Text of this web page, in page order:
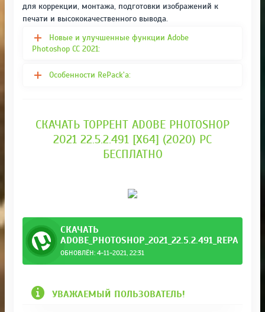
для коррекции, монтажа, подготовки изображений к
печати и высококачественного вывода.
Новые и улучшенные функции Adobe
Photoshop CC 2021:
Особенности RePack'a:
СКАЧАТЬ ТОРРЕНТ ADOBE PHOTOSHOP
2021 22.5.2.491 [X64] (2020) PC
БЕСПЛАТНО
СКАЧАТЬ
ОБНОВЛЁН: 4-11-2021, 22:31
УВАЖАЕМЫЙ ПОЛЬЗОВАТЕЛЬ!